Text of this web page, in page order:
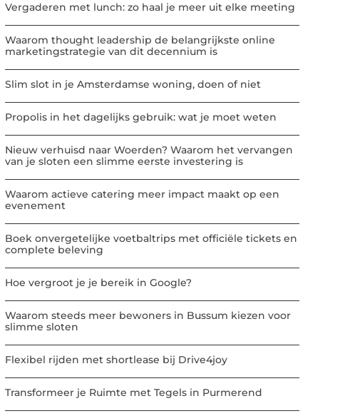
Vergaderen met lunch: zo haal je meer uit elke meeting
Waarom thought leadership de belangrijkste online
marketingstrategie van dit decennium is
Slim slot in je Amsterdamse woning, doen of niet
Propolis in het dagelijks gebruik: wat je moet weten
Nieuw verhuisd naar Woerden? Waarom het vervangen
van je sloten een slimme eerste investering is
Waarom actieve catering meer impact maakt op een
evenement
Boek onvergetelijke voetbaltrips met officiële tickets en
complete beleving
Hoe vergroot je je bereik in Google?
Waarom steeds meer bewoners in Bussum kiezen voor
slimme sloten
Flexibel rijden met shortlease bij Drive4joy
Transformeer je Ruimte met Tegels in Purmerend